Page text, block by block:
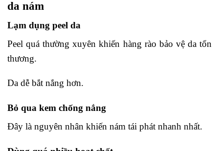
da nám
Lạm dụng peel da
Peel quá thường xuyên khiến hàng rào bảo vệ da tổn
thương.
Da dễ bắt nắng hơn.
Bỏ qua kem chống nắng
Đây là nguyên nhân khiến nám tái phát nhanh nhất.